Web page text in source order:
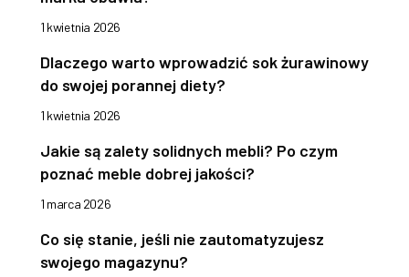
1 kwietnia 2026
Dlaczego warto wprowadzić sok żurawinowy
do swojej porannej diety?
1 kwietnia 2026
Jakie są zalety solidnych mebli? Po czym
poznać meble dobrej jakości?
1 marca 2026
Co się stanie, jeśli nie zautomatyzujesz
swojego magazynu?